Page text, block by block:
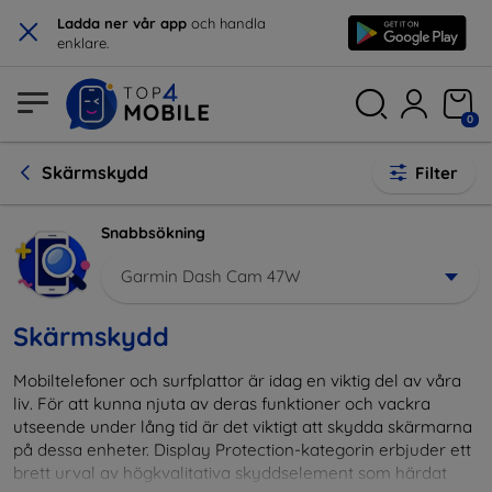
× Ladda ner vår app och handla
enklare.
0
Skärmskydd Filter
Snabbsökning
Garmin Dash Cam 47W
Skärmskydd
Mobiltelefoner och surfplattor är idag en viktig del av våra
liv. För att kunna njuta av deras funktioner och vackra
utseende under lång tid är det viktigt att skydda skärmarna
på dessa enheter. Display Protection-kategorin erbjuder ett
brett urval av högkvalitativa skyddselement som härdat